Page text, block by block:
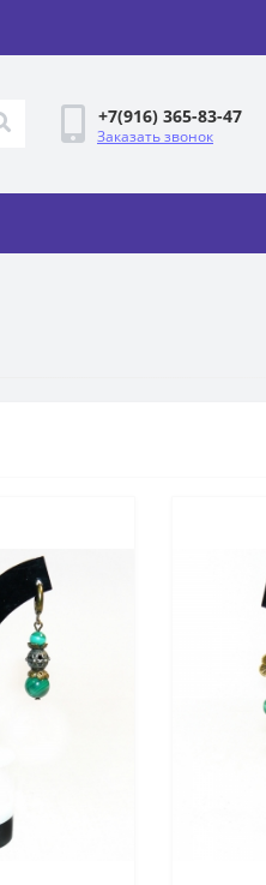
+7(916) 365-83-47
Заказать звонок